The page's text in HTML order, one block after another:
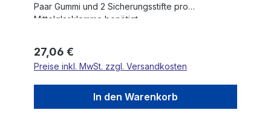
Paar Gummi und 2 Sicherungsstifte pro
Mittelglasklemme benötigt.
Regulärer Preis:
27,06 €
Preise inkl. MwSt. zzgl. Versandkosten
In den Warenkorb